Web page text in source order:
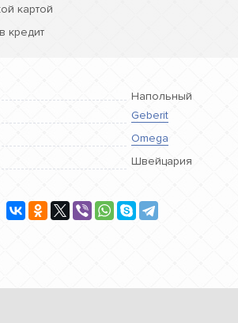
картой
кредит
Напольный
Geberit
Omega
Швейцария